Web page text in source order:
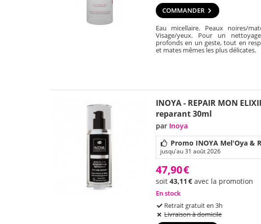
COMMANDER
Eau micellaire. Peaux noires/
Visage/yeux. Pour un
profonds en un geste, tout en
et mates mêmes les plus délicates.
INOYA - REPAIR MON
reparant 30ml
par Inoya
Promo INOYA Mel'Oya &
jusqu'au 31 août 2026
47,90€
soit 43,11 € avec la promotion
En stock
Retrait gratuit en 3h
Livraison à domicile